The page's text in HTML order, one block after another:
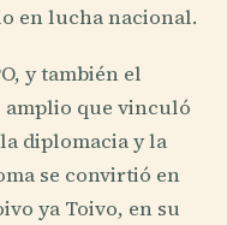
en lucha nacional.
y también el
que vinculó
diplomacia y la
se convirtió en
ya Toivo, en su